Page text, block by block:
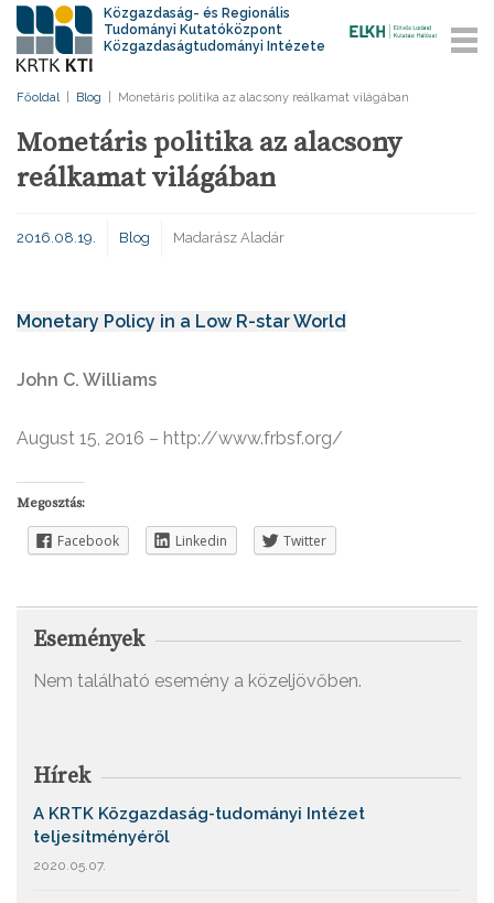
Közgazdaság- és Regionális
Tudományi Kutatóközpont
Közgazdaságtudományi Intézete
Főoldal Blog Monetáris politika az alacsony reálkamat világában
Monetáris politika az alacsony
reálkamat világában
2016.08.19. Blog Madarász Aladár
Monetary Policy in a Low R-star World
John C. Williams
August 15, 2016 – http://www.frbsf.org/
Megosztás:
Facebook Linkedin Twitter
Események
Nem található esemény a közeljövőben.
Hírek
A KRTK Közgazdaság-tudományi Intézet
teljesítményéről
2020.05.07.